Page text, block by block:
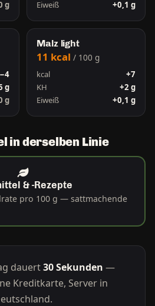
g
Eiweiß
+0,1 g
−4
g
g
Malz light
11 kcal/ 100 g
kcal
+7
KH
+2 g
Eiweiß
+0,1 g
in derselben Linie
& -Rezepte
pro 100 g — sattmachende
dauert30 Sekunden —
Kreditkarte, Server in